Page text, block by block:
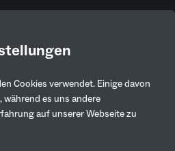
Cookies verwendet. Einige davon
es uns andere
auf unserer Webseite zu